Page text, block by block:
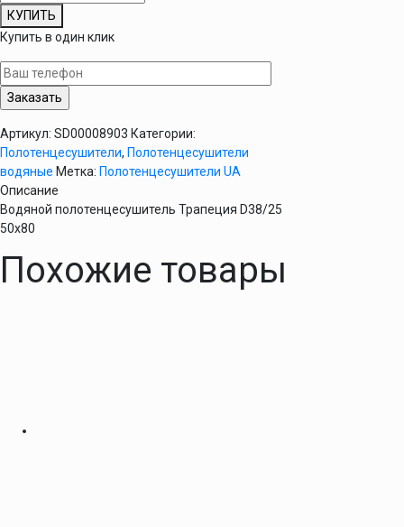
товара
Водяной
полотенцесушитель
Трапеция
D38/25
50х80
КУПИТЬ
Купить в один клик
Артикул: SD00008903 Категории:
Полотенцесушители, Полотенцесушители
водяные Метка: Полотенцесушители UA
Описание
Водяной полотенцесушитель Трапеция D38/25
50х80
Похожие товары